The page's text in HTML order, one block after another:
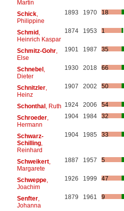
Martin
Schick,
Philippine
1893 1970 18
Schmid,
Heinrich Kaspar
1874 1953 1
Schmitz-Gohr,
Else
1901 1987 35
Schnebel,
Dieter
1930 2018 66
Schnitzler,
Heinz
1907 2002 50
Schonthal, Ruth 1924 2006
54
Schroeder,
Hermann
1904 1984 32
Schwarz-
Schilling,
Reinhard
1904 1985 33
Schweikert,
Margarete
1887 1957 5
Schweppe,
Joachim
1926 1999 47
Senfter,
Johanna
1879 1961 9